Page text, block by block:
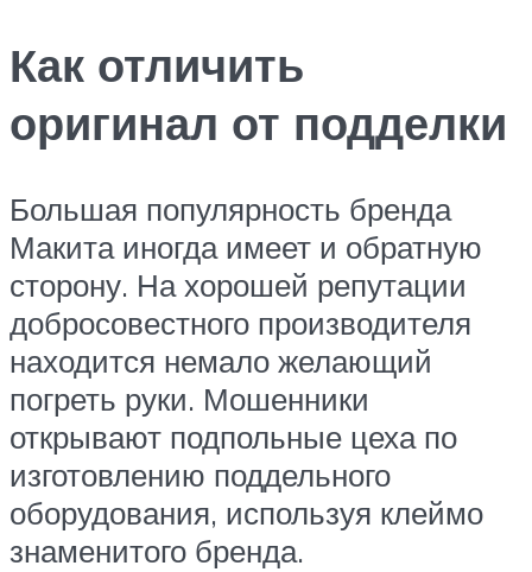
Как отличить
оригинал от подделки
Большая популярность бренда
Макита иногда имеет и обратную
сторону. На хорошей репутации
добросовестного производителя
находится немало желающий
погреть руки. Мошенники
открывают подпольные цеха по
изготовлению поддельного
оборудования, используя клеймо
знаменитого бренда.